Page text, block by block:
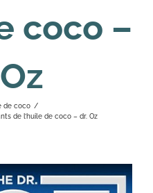
coco –
de coco /
de l’huile de coco – dr. Oz